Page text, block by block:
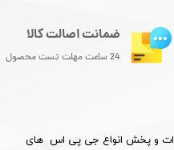
و پخش انواع جی پی اس های
ضمانت اصالت کالا
24 ساعت مهلت تست محصول